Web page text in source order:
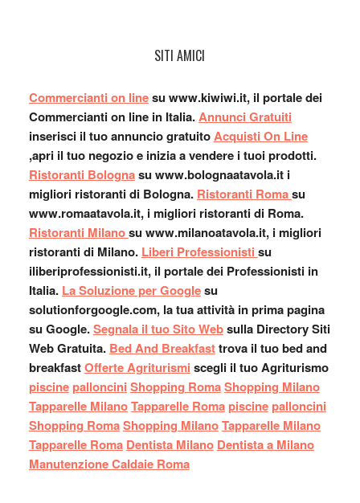
SITI AMICI
Commercianti on linesu www.kiwiwi.it, il portale dei
Commercianti on line in Italia.Annunci Gratuiti
inserisci il tuo annuncio gratuitoAcquisti On Line
,apri il tuo negozio e inizia a vendere i tuoi prodotti.
Ristoranti Bolognasu www.bolognaatavola.it i
migliori ristoranti di Bologna. Ristoranti Romasu
www.romaatavola.it, i migliori ristoranti di Roma.
Ristoranti Milanosu www.milanoatavola.it, i migliori
ristoranti di Milano. Liberi Professionisti su
iliberiprofessionisti.it, il portale dei Professionisti in
Italia. La Soluzione per Googlesu
solutionforgoogle.com, la tua attività in prima pagina
su Google.Segnala il tuo Sito Websulla Directory Siti
Web Gratuita. Bed And Breakfasttrova il tuo bed and
breakfastOfferte Agriturismi scegli il tuo Agriturismo
piscine palloncini Shopping RomaShopping Milano
Tapparelle MilanoTapparelle Roma piscine palloncini
Shopping RomaShopping MilanoTapparelle Milano
Tapparelle Roma Dentista Milano Dentista a Milano
Manutenzione Caldaie Roma